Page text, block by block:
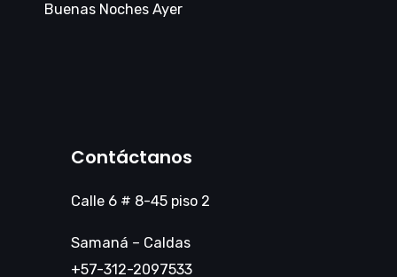
Buenas Noches Ayer
Contáctanos
Calle 6 # 8-45 piso 2
Samaná – Caldas
+57-312-2097533